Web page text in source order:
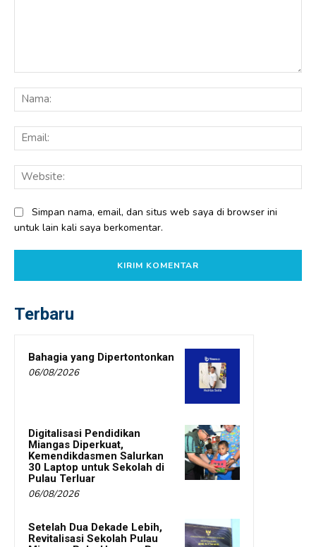
Simpan nama, email, dan situs web saya di browser ini
untuk lain kali saya berkomentar.
Terbaru
Bahagia yang Dipertontonkan
06/08/2026
Digitalisasi Pendidikan
Miangas Diperkuat,
Kemendikdasmen Salurkan
30 Laptop untuk Sekolah di
Pulau Terluar
06/08/2026
Setelah Dua Dekade Lebih,
Revitalisasi Sekolah Pulau